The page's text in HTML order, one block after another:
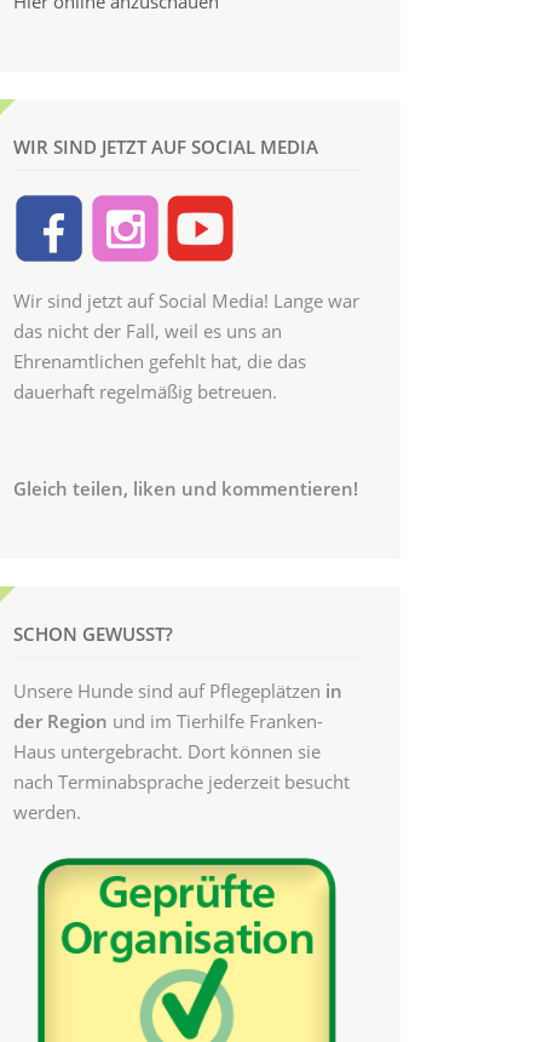
WIR SIND JETZT AUF SOCIAL MEDIA
Wir sind jetzt auf Social Media! Lange war
das nicht der Fall, weil es uns an
Ehrenamtlichen gefehlt hat, die das
dauerhaft regelmäßig betreuen.
Gleich teilen, liken und kommentieren!
SCHON GEWUSST?
Unsere Hunde sind auf Pflegeplätzen in
der Region und im Tierhilfe Franken-
Haus untergebracht. Dort können sie
nach Terminabsprache jederzeit besucht
werden.